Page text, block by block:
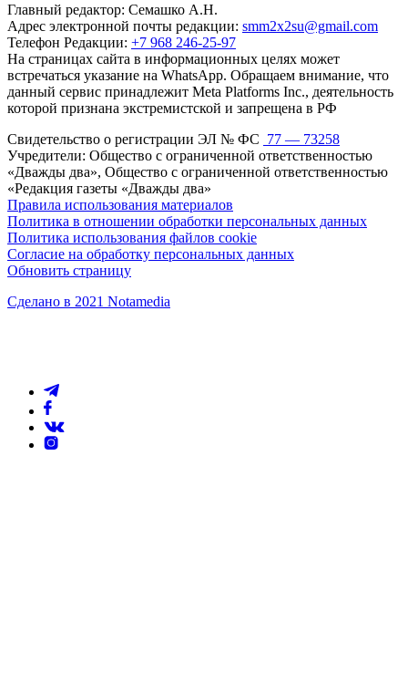
Главный редактор: Семашко А.Н.
Адрес электронной почты редакции: smm2x2su@gmail.com
Телефон Редакции: +7 968 246-25-97
На страницах сайта в информационных целях может
встречаться указание на WhatsApp. Обращаем внимание, что
данный сервис принадлежит Meta Platforms Inc., деятельность
которой признана экстремистской и запрещена в РФ
Свидетельство о регистрации ЭЛ № ФС 77 — 73258
Учредители: Общество с ограниченной ответственностью
«Дважды два», Общество с ограниченной ответственностью
«Редакция газеты «Дважды два»
Правила использования материалов
Политика в отношении обработки персональных данных
Политика использования файлов cookie
Согласие на обработку персональных данных
Обновить страницу
Сделано в 2021 Notamedia